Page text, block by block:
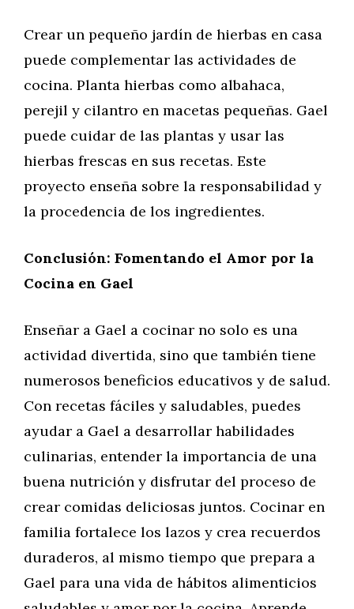
Crear un pequeño jardín de hierbas en casa
puede complementar las actividades de
cocina. Planta hierbas como albahaca,
perejil y cilantro en macetas pequeñas. Gael
puede cuidar de las plantas y usar las
hierbas frescas en sus recetas. Este
proyecto enseña sobre la responsabilidad y
la procedencia de los ingredientes.
Conclusión: Fomentando el Amor por la
Cocina en Gael
Enseñar a Gael a cocinar no solo es una
actividad divertida, sino que también tiene
numerosos beneficios educativos y de salud.
Con recetas fáciles y saludables, puedes
ayudar a Gael a desarrollar habilidades
culinarias, entender la importancia de una
buena nutrición y disfrutar del proceso de
crear comidas deliciosas juntos. Cocinar en
familia fortalece los lazos y crea recuerdos
duraderos, al mismo tiempo que prepara a
Gael para una vida de hábitos alimenticios